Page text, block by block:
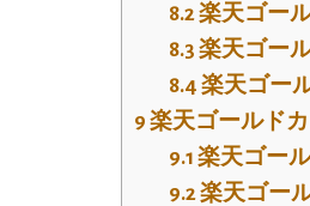
8.2楽天ゴー
8.3 楽天ゴー
8.4 楽天ゴー
9 楽天ゴールド
9.1 楽天ゴー
9.2楽天ゴー